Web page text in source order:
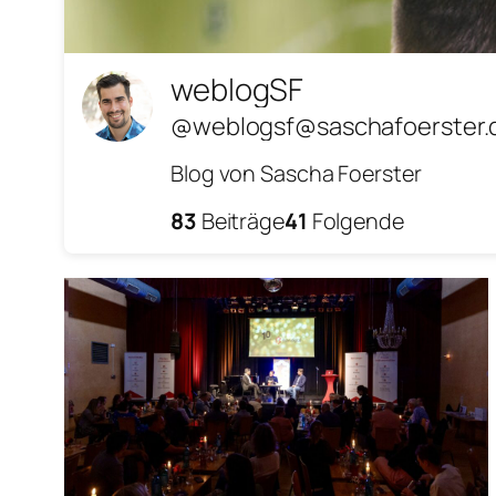
weblogSF
Blog von Sascha Foerster
83 Beiträge41 Folgende